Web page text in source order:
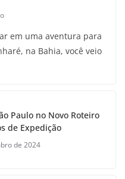
em uma aventura para
na Bahia, você veio
Paulo no Novo Roteiro
de Expedição
de 2024